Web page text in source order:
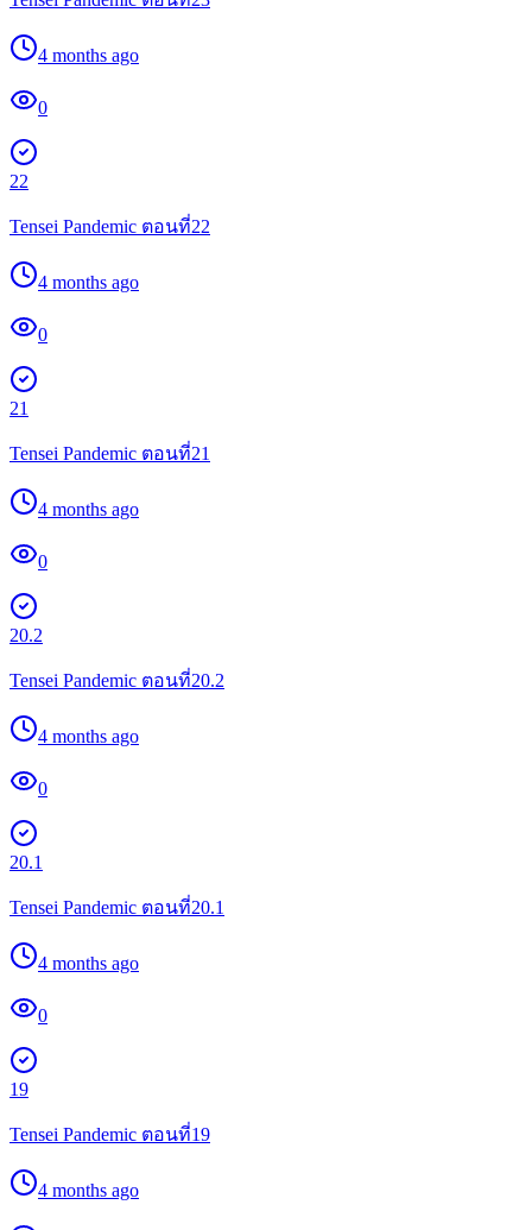
4 months ago
0
22
Tensei Pandemic ตอนที่22
4 months ago
0
21
Tensei Pandemic ตอนที่21
4 months ago
0
20.2
Tensei Pandemic ตอนที่20.2
4 months ago
0
20.1
Tensei Pandemic ตอนที่20.1
4 months ago
0
19
Tensei Pandemic ตอนที่19
4 months ago